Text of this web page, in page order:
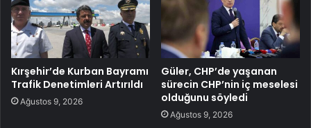
Kırşehir’de Kurban Bayramı
Trafik Denetimleri Artırıldı
Ağustos 9, 2026
Güler, CHP’de yaşanan
sürecin CHP’nin iç meselesi
olduğunu söyledi
Ağustos 9, 2026